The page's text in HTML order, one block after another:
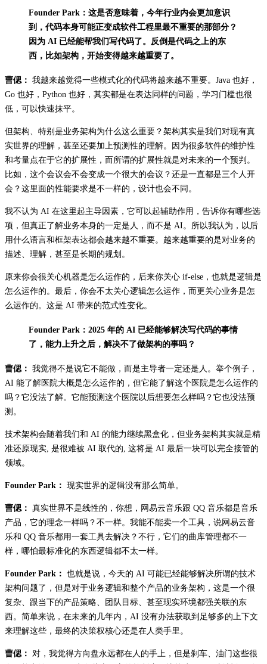
Founder Park：这是否意味着，今年行业内会更加意识
到，代码本身可能正变成软件工程里最不重要的那部分？
因为 AI 已经能帮我们写代码了。反倒是代码之上的东
西，比如架构，开始变得越来越重要了。
曹偲： 我越来越觉得一些模式化的代码将越来越不重要。Java 也好，
Go 也好，Python 也好，其实都是在表达同样的问题，学习门槛也很
低，可以快速抹平。
但架构、特别是业务架构为什么这么重要？架构其实是我们对现有真
实世界的理解，甚至还要加上预测性的理解。因为很多软件的维护性
和考量点在于它的扩展性，而所谓的扩展性就是对未来的一个预判。
比如，这个会议会不会变成一个很大的会议？还是一直都是三个人开
会？这里面的性能要求是不一样的，设计也会不同。
我不认为 AI 在这里起主导因素，它可以起辅助作用，告诉你有哪些选
项，但真正了解业务本身的一定是人，而不是 AI。所以我认为，以后
用什么语言和框架表达都会越来越不重要。越来越重要的是对业务的
描述、理解，甚至是长期的规划。
原来你会很关心机器是怎么运作的，后来你关心 if-else，也就是逻辑是
怎么运作的。最后，你会不太关心逻辑怎么运作，而更关心业务是怎
么运作的。这是 AI 带来的范式性变化。
Founder Park：2025 年的 AI 已经能够解决写代码的事情
了，能力上升之后，解决不了做架构的事吗？
曹偲： 我觉得不是说它不能做，而是主导者一定还是人。举个例子，
AI 能了解医院大概是怎么运作的，但它能了解这个医院是怎么运作的
吗？它没法了解。它能预测这个医院以后想要怎么样吗？它也没法预
测。
技术架构会随着我们和 AI 的能力继续黑盒化，但业务架构其实就是精
准还原现实, 是很难被 AI 取代的, 这将是 AI 最后一块可以完全接管的
领域。
Founder Park： 现实世界的逻辑没有那么简单。
曹偲： 真实世界不是线性的，你想，网易云音乐跟 QQ 音乐都是音乐
产品，它的理念一样吗？不一样。我能不能卖一个工具，说网易云音
乐和 QQ 音乐都用一套工具去解决？不行，它们的曲库管理都不一
样，哪怕最标准化的东西逻辑都不太一样。
Founder Park： 也就是说，今天的 AI 可能已经能够解决所谓的技术
架构问题了，但是对于业务逻辑和整个产品的业务架构，这是一个很
复杂、跟当下的产品策略、团队目标、甚至现实环境都强关联的东
西。简单来说，在未来的几年内，AI 没有办法获取到足够多的上下文
来理解这些，最终的决策权核心还是在人类手里。
曹偲：
对，我觉得方向盘永远都在人的手上，但是刹车、油门这些很